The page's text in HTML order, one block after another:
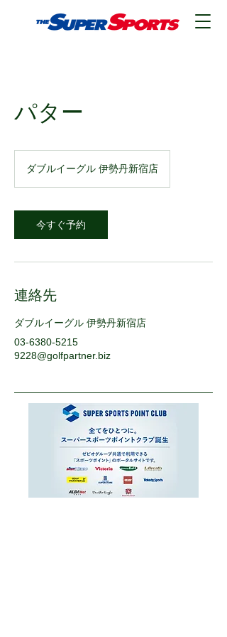
パター
ダブルイーグル 伊勢丹新宿店
今すぐ予約
連絡先
ダブルイーグル 伊勢丹新宿店
03-6380-5215
9228@golfpartner.biz